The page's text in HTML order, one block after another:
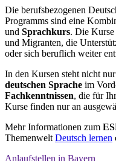
Die berufsbezogenen
Programms sind eine
und Sprachkurs. Die
und Migranten, die
oder sich beruflich weiter
In den Kursen steht nicht
deutschen Sprache im
Fachkenntnissen, die für
Kurse finden nur an
Mehr Informationen zum
Themenwelt Deutsch lernen
Anlauf­stellen in Bayern